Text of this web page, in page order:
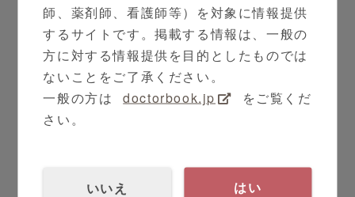
Ｓ－ＡＦＬ００
師、薬剤師、看護師等）を対象に情報提供
するサイトです。掲載する情報は、一般の
方に対する情報提供を目的としたものでは
ないことをご了承ください。
一般の方は
doctorbook.jp
をご覧くだ
さい。
いいえ はい